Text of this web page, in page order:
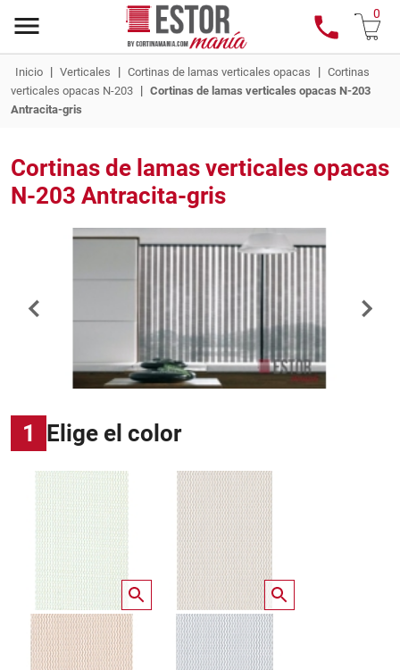
0
Inicio | Verticales | Cortinas de lamas verticales opacas | Cortinas
verticales opacas N-203 | Cortinas de lamas verticales opacas N-203
Antracita-gris
Cortinas de lamas verticales opacas
N-203 Antracita-gris
1 Elige el color